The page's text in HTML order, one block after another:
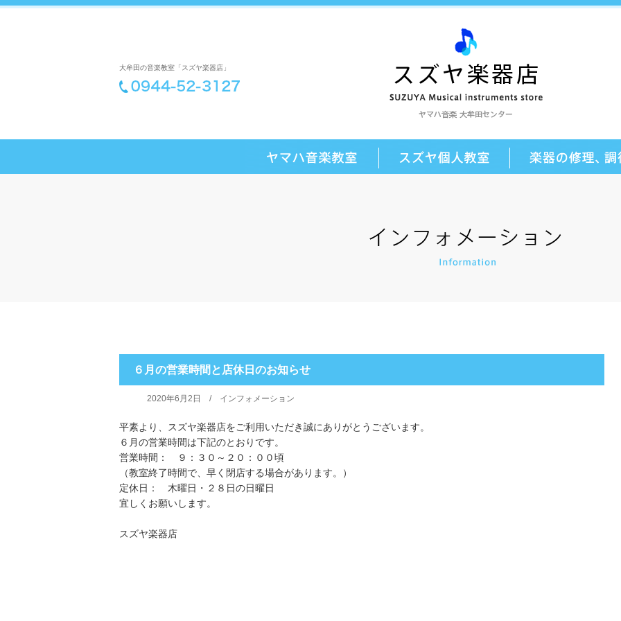
大牟田の音楽教室「スズヤ楽器店」
６月の営業時間と店休日のお知らせ
2020年6月2日 / インフォメーション
平素より、スズヤ楽器店をご利用いただき誠にありがとうございます。
６月の営業時間は下記のとおりです。
営業時間： ９：３０～２０：００頃
（教室終了時間で、早く閉店する場合があります。）
定休日： 木曜日・２８日の日曜日
宜しくお願いします。
スズヤ楽器店